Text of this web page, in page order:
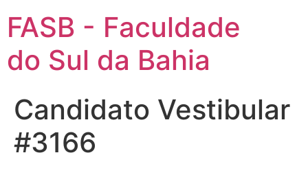
FASB - Faculdade
do Sul da Bahia
Candidato Vestibular
#3166